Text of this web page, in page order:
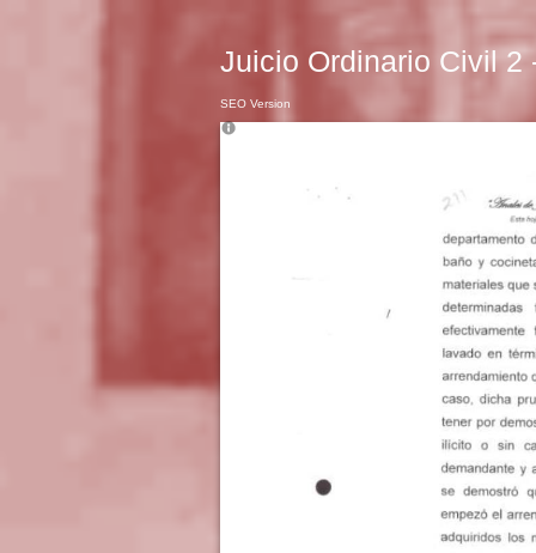
Juicio Ordinario Civil 2
SEO Version